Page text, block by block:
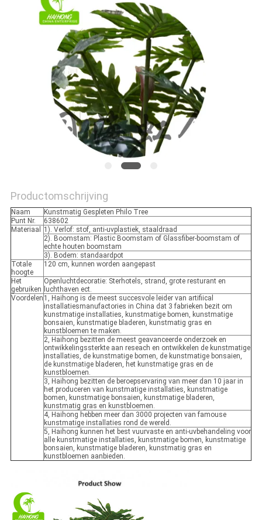
SITEMAP
PRIVACYBELEID
Productomschrijving
Naam
Kunstmatig Gespleten Philo Tree
Punt Nr.
638602
Materiaal
1). Verlof: stof, anti-uvplastiek, staaldraad
2). Boomstam: Plastic Boomstam of Glassfiber-boomstam of
echte houten boomstam
3). Bodem: standaardpot
Totale
hoogte
120 cm, kunnen worden aangepast
Het
gebruiken
Openluchtdecoratie: Sterhotels, strand, grote resturant en
luchthaven ect.
Voordelen 1, Haihong is de meest succesvole leider van artifiical
installatiesmanufactories in China dat 3 fabrieken bezit om
kunstmatige installaties, kunstmatige bomen, kunstmatige
bonsaien, kunstmatige bladeren, kunstmatig gras en
kunstbloemen te maken.
2, Haihong bezitten de meest geavanceerde onderzoek en
ontwikkelingssterkte aan reseach en ontwikkelen de kunstmatige
installaties, de kunstmatige bomen, de kunstmatige bonsaien,
de kunstmatige bladeren, het kunstmatige gras en de
kunstbloemen.
3, Haihong bezitten de beroepservaring van meer dan 10 jaar in
het produceren van kunstmatige installaties, kunstmatige
bomen, kunstmatige bonsaien, kunstmatige bladeren,
kunstmatig gras en kunstbloemen.
4, Haihong hebben meer dan 3000 projecten van famouse
kunstmatige installaties rond de wereld.
5, Haihong kunnen het best vuurvaste en anti-uvbehandeling voor
alle kunstmatige installaties, kunstmatige bomen, kunstmatige
bonsaien, kunstmatige bladeren, kunstmatig gras en
kunstbloemen aanbieden.